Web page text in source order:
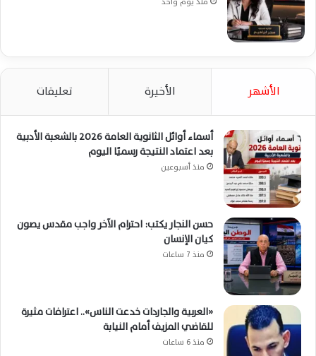
الأشهر الأخيرة تعليقات
أسماء أوائل الثانوية العامة 2026 بالشعبة الأدبية
بعد اعتماد النتيجة رسميًا اليوم
منذ أسبوعين
حسن النجار يكتب: احترام الآخر واجب مقدس يصون
كيان الإنسان
منذ 7 ساعات
«العربية والجاردات خدعت الناس».. اعترافات مثيرة
للقاضي المزيف أمام النيابة
منذ 6 ساعات